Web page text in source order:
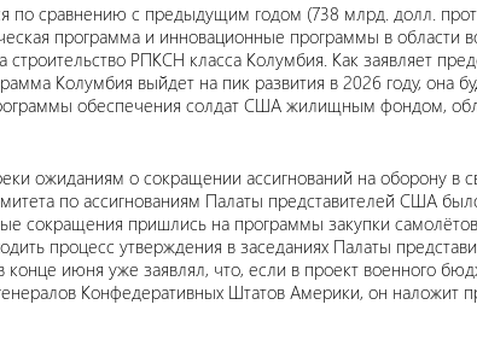
сравнению с предыдущим годом (738 млрд. долл.
программа и инновационные программы в области
РПКСН класса Колумбия. Как заявляет
Колумбия выйдет на пик развития в 2026 году, она
обеспечения солдат США жилищным фондом,
ожиданиям о сокращении ассигнований на оборону в
по ассигнованиям Палаты представителей США
сокращения пришлись на программы закупки
процесс утверждения в заседаниях Палаты
июня уже заявлял, что, если в проект военного
Конфедеративных Штатов Америки, он наложит